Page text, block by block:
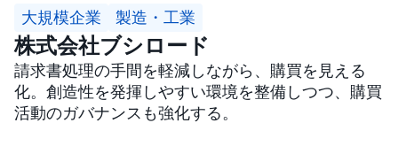
大規模企業 製造・工業
株式会社ブシロード
請求書処理の手間を軽減しながら、購買を見える
化。創造性を発揮しやすい環境を整備しつつ、購買
活動のガバナンスも強化する。